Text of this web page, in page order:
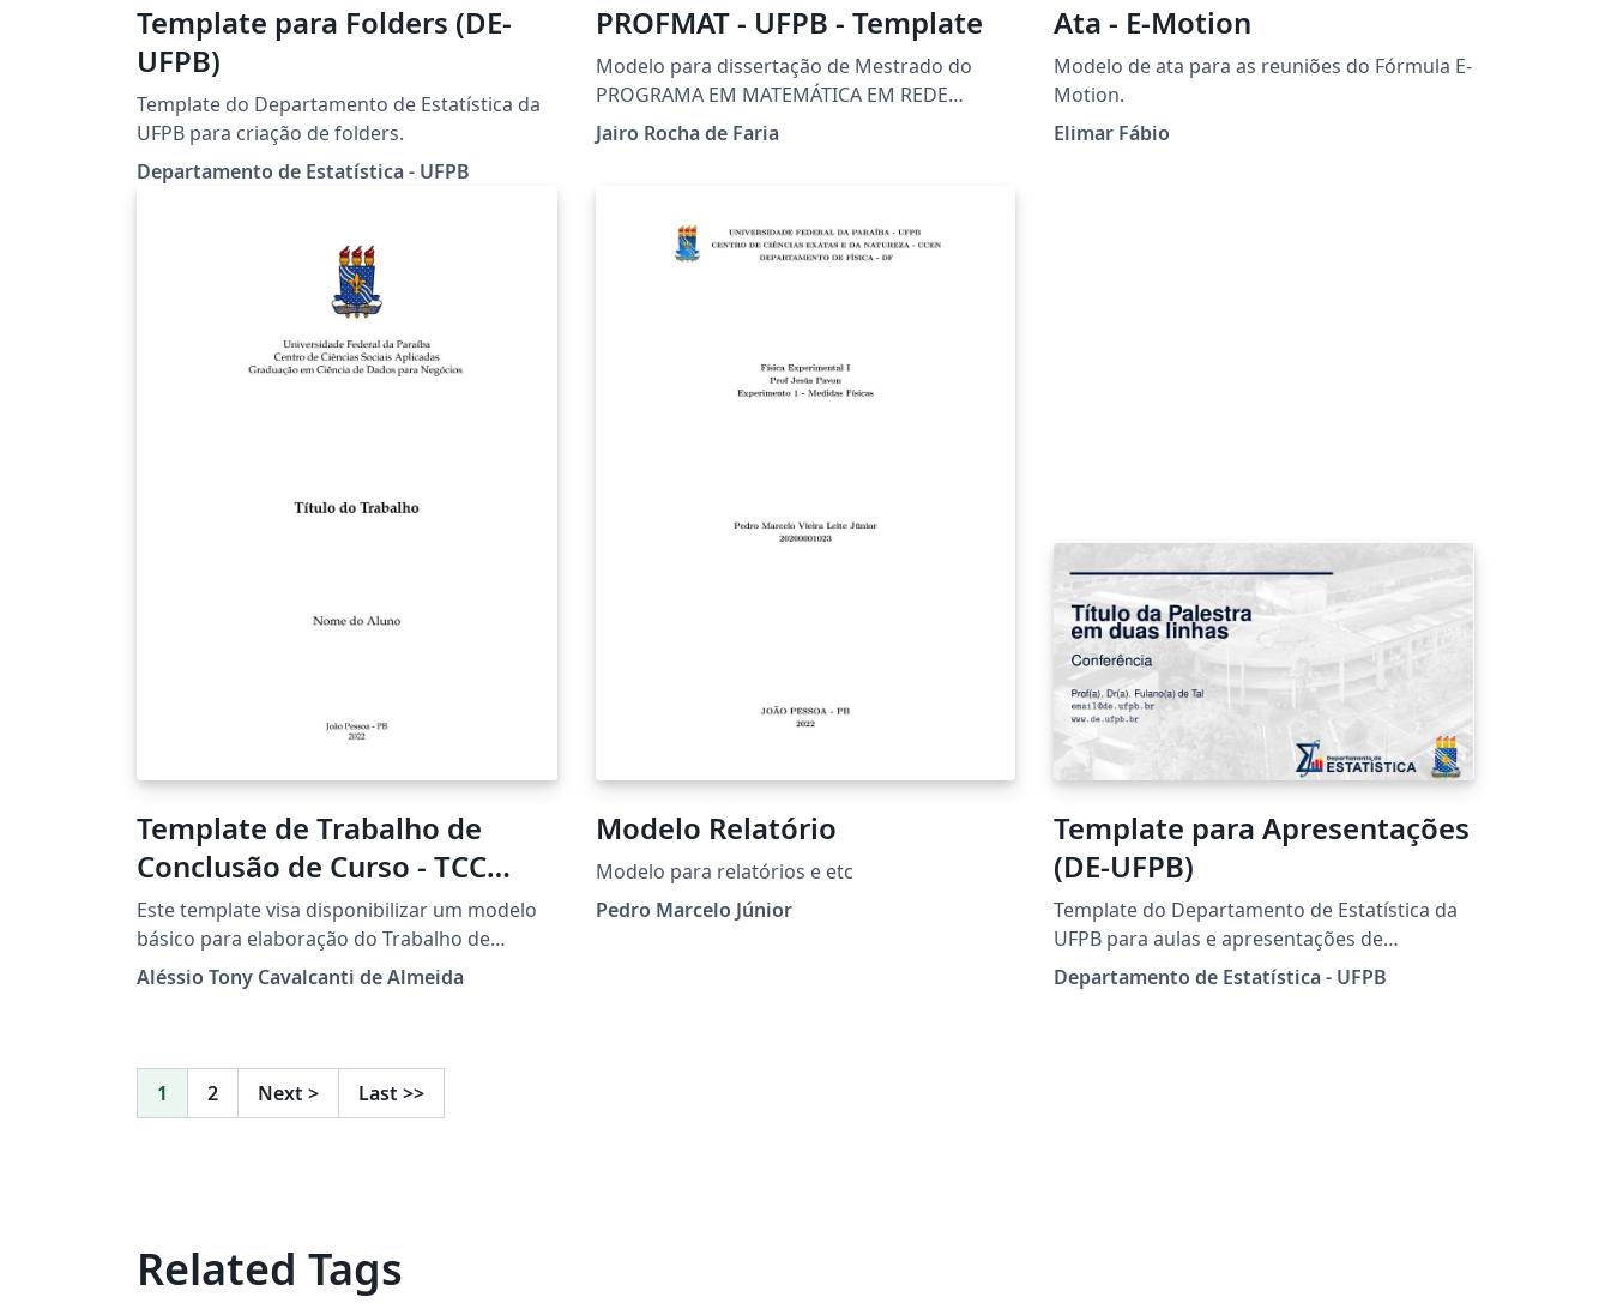
Template para Folders (DE-
UFPB)
Template do Departamento de Estatística da
UFPB para criação de folders.
Departamento de Estatística - UFPB
PROFMAT - UFPB - Template
Modelo para dissertação de Mestrado do
PROGRAMA EM MATEMÁTICA EM REDE
NACIONAL (PROFMAT) - UNIVERSIDADE
FEDERAL DA PARAÍBA
Jairo Rocha de Faria
Ata - E-Motion
Modelo de ata para as reuniões do Fórmula E-
Motion.
Elimar Fábio
Template de Trabalho de
Conclusão de Curso - TCC
(CDN-UFPB)
Este template visa disponibilizar um modelo
básico para elaboração do Trabalho de
Conclusão de Curso (TCC) para os discentes
do bacharelado em Ciência de Dados para
Aléssio Tony Cavalcanti de Almeida
Modelo Relatório
Modelo para relatórios e etc
Pedro Marcelo Júnior
Template para Apresentações
(DE-UFPB)
Template do Departamento de Estatística da
UFPB para aulas e apresentações de
conferências.
Departamento de Estatística - UFPB
1 2 Next > Last >>
Related Tags